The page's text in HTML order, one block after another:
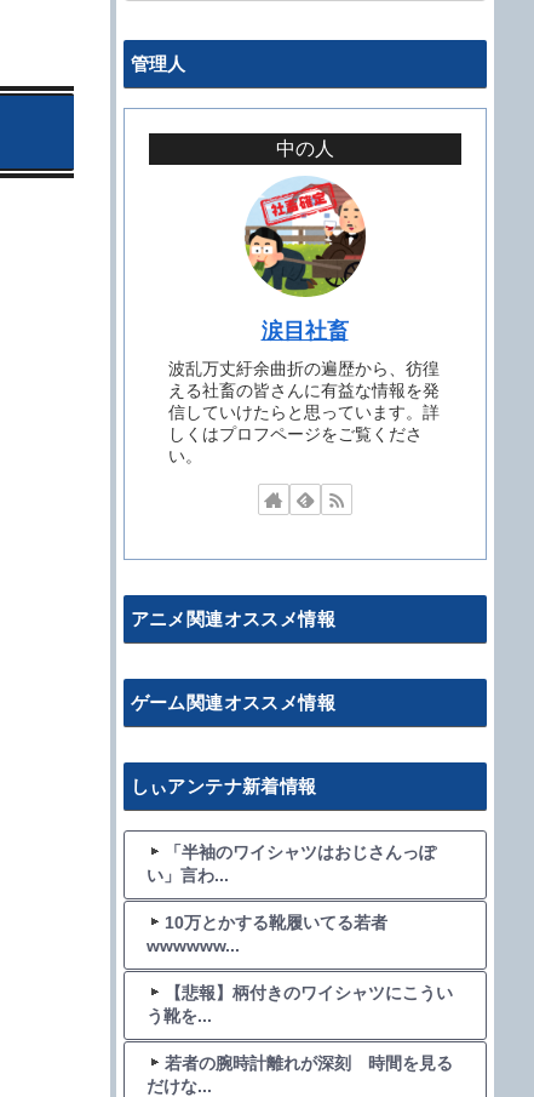
管理人
中の人
涙目社畜
波乱万丈紆余曲折の遍歴から、彷徨
える社畜の皆さんに有益な情報を発
信していけたらと思っています。詳
しくはプロフページをご覧くださ
い。
アニメ関連オススメ情報
ゲーム関連オススメ情報
しぃアンテナ新着情報
「半袖のワイシャツはおじさんっぽ
い」言わ...
10万とかする靴履いてる若者
wwwwww...
【悲報】柄付きのワイシャツにこうい
う靴を...
若者の腕時計離れが深刻 時間を見る
だけな...